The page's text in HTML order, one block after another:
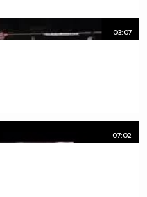
03:07
07:02